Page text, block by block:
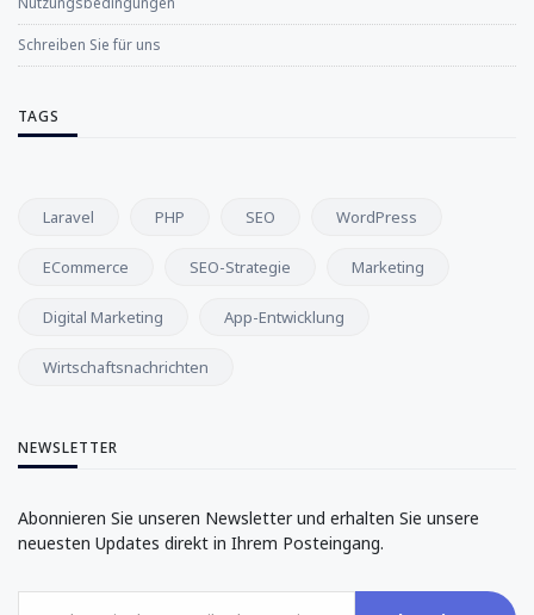
Schreiben Sie für uns
TAGS
Laravel PHP SEO WordPress
ECommerce SEO-Strategie Marketing
Digital Marketing App-Entwicklung
Wirtschaftsnachrichten
NEWSLETTER
Abonnieren Sie unseren Newsletter und erhalten Sie unsere
neuesten Updates direkt in Ihrem Posteingang.